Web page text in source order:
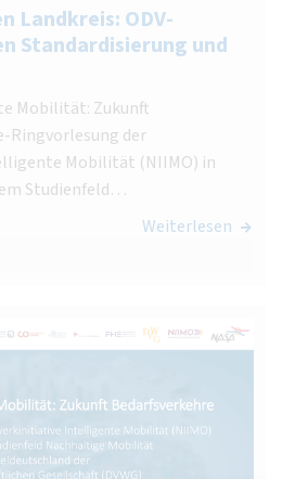
Landkreis: ODV-
Standardisierung und
Mobilität: Zukunft
Ringvorlesung der
Mobilität (NIIMO) in
Studienfeld…
Weiterlesen